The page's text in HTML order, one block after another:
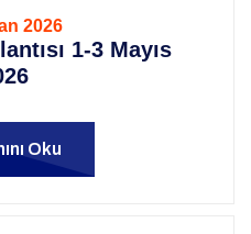
2026
1-3 Mayıs
Oku